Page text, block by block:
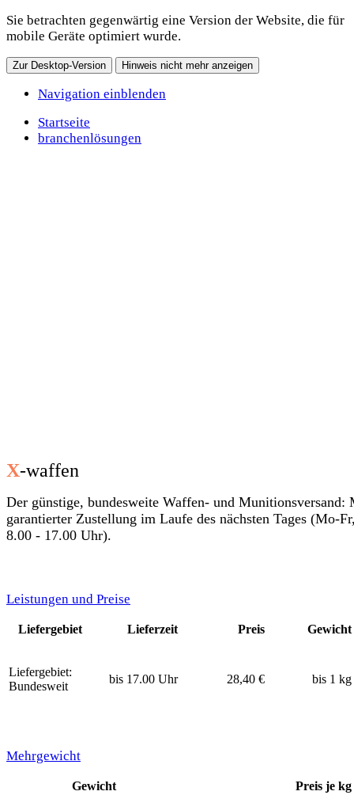
Sie betrachten gegenwärtig eine Version der Website, die für
mobile Geräte optimiert wurde.
Zur Desktop-Version Hinweis nicht mehr anzeigen
Navigation einblenden
Startseite
branchenlösungen
X-waffen
Der günstige, bundesweite Waffen- und Munitionsversand:
garantierter Zustellung im Laufe des nächsten Tages (Mo-
8.00 - 17.00 Uhr).
Leistungen und Preise
Liefergebiet Lieferzeit Preis Gewicht
Liefergebiet:
Bundesweit
bis 17.00 Uhr 28,40 € bis 1 kg
Mehrgewicht
Gewicht Preis je kg